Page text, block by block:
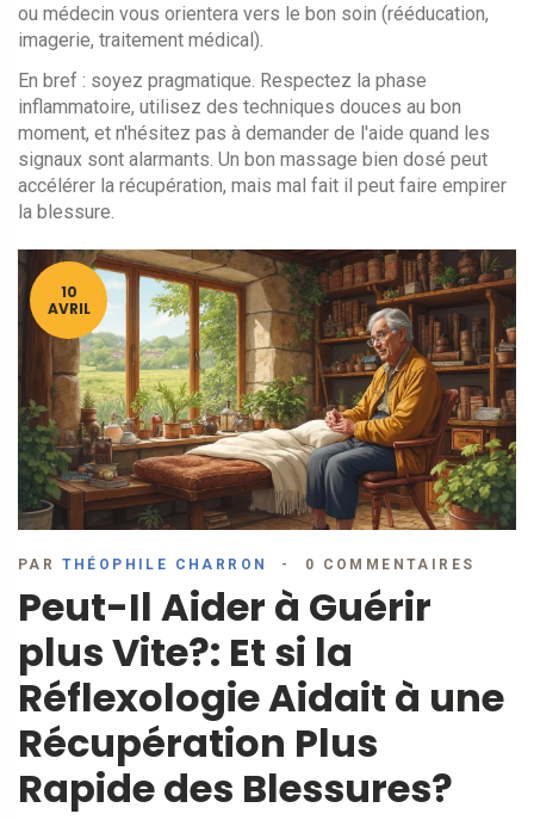
ou médecin vous orientera vers le bon soin (rééducation,
imagerie, traitement médical).
En bref : soyez pragmatique. Respectez la phase
inflammatoire, utilisez des techniques douces au bon
moment, et n'hésitez pas à demander de l'aide quand les
signaux sont alarmants. Un bon massage bien dosé peut
accélérer la récupération, mais mal fait il peut faire empirer
la blessure.
10
AVRIL
PAR THÉOPHILE CHARRON 0 COMMENTAIRES
Peut-Il Aider à Guérir
plus Vite?: Et si la
Réflexologie Aidait à une
Récupération Plus
Rapide des Blessures?